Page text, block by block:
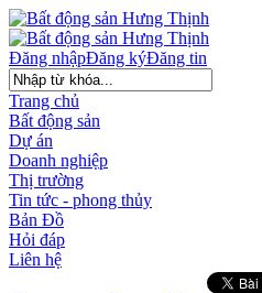
Đăng ký
Đăng nhập Đăng tin
Trang chủ
Bất động sản
Dự án
Doanh nghiệp
Thị trường
Tin tức - phong thủy
Bản Đồ
Hỏi đáp
Liên hệ